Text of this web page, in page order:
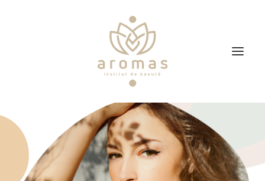
Soins
Je veux faire un bon cadeau
Plan d’accès